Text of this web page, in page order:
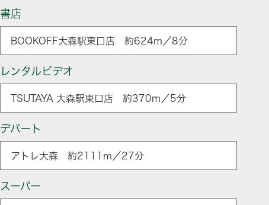
書店
BOOKOFF大森駅東口店 約624m／8分
レンタルビデオ
TSUTAYA 大森駅東口店 約370m／5分
デパート
アトレ大森 約2111m／27分
スーパー